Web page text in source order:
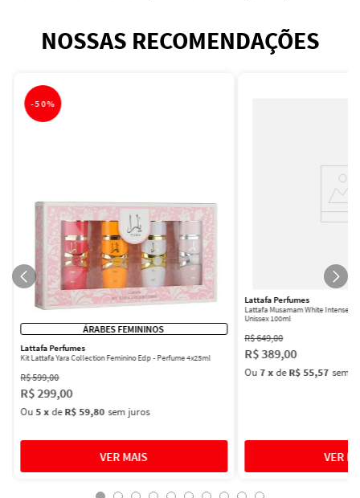
NOSSAS RECOMENDAÇÕES
-50%
ÁRABES FEMININOS
Lattafa Perfumes
Kit Lattafa Yara Collection Feminino Edp - Perfume 4x25ml
R$599,00
R$299,00
Ou5 xdeR$ 59,80 sem juros
Lattafa Perfumes
Lattafa Musamam White Intense
Unissex 100ml
R$649,00
R$389,00
Ou7xdeR$ 55,57 sem